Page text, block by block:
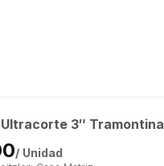
3″ Tramontina
/ Unidad